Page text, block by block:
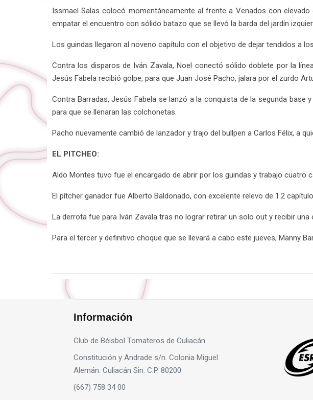
Issmael Salas colocó momentáneamente al frente a Venados con
empatar el encuentro con sólido batazo que se llevó la barda del jardín
Los guindas llegaron al noveno capítulo con el objetivo de dejar tendidos a
Contra los disparos de Iván Zavala, Noel conectó sólido doblete por la
Jesús Fabela recibió golpe, para que Juan José Pacho, jalara por el zurdo
Contra Barradas, Jesús Fabela se lanzó a la conquista de la segunda base
para que se llenaran las colchonetas.
Pacho nuevamente cambió de lanzador y trajo del bullpen a Carlos Félix, a
EL PITCHEO:
Aldo Montes tuvo fue el encargado de abrir por los guindas y trabajo cuatro
El pítcher ganador fue Alberto Baldonado, con excelente relevo de 1.2
La derrota fue para Iván Zavala tras no lograr retirar un solo out y recibir una
Para el tercer y definitivo choque que se llevará a cabo este jueves, Manny
Información
Club de Béisbol Tomateros de Culiacán.
Constitución y Andrade s/n. Colonia Miguel
Alemán. Culiacán Sin. C.P. 80200
(667) 758 34 00